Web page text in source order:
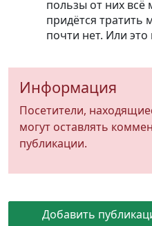
Добавить
пользы от них
придётся тратить
почти нет. Или
Информация
Посетители,
могут оставлять
публикации.